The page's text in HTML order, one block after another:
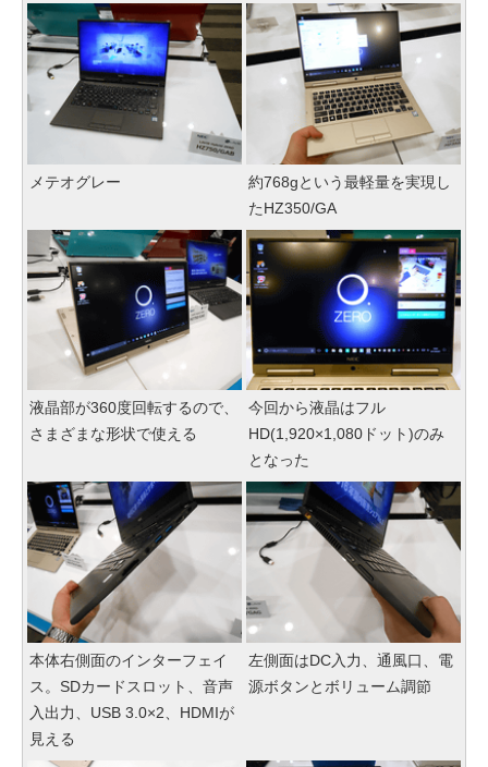
メテオグレー
約768gという最軽量を実現し
たHZ350/GA
液晶部が360度回転するので、
さまざまな形状で使える
今回から液晶はフル
HD(1,920×1,080ドット)のみ
となった
本体右側面のインターフェイ
ス。SDカードスロット、音声
入出力、USB 3.0×2、HDMIが
見える
左側面はDC入力、通風口、電
源ボタンとボリューム調節